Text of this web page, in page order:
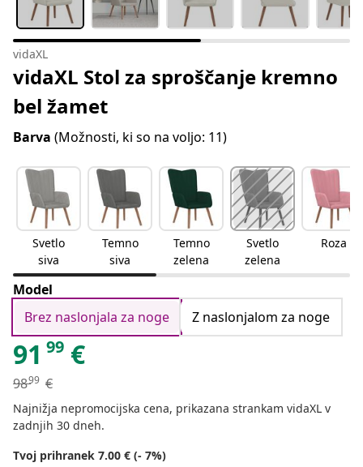
vidaXL
vidaXL Stol za sproščanje kremno
bel žamet
Barva (Možnosti, ki so na voljo: 11)
Svetlo
siva
Temno
siva
Temno
zelena
Svetlo
zelena
Roza
Model
Brez naslonjala za noge
Z naslonjalom za noge
91 99 €
9899 €
Najnižja nepromocijska cena, prikazana strankam vidaXL v
zadnjih 30 dneh.
Tvoj prihranek 7.00 € (- 7%)